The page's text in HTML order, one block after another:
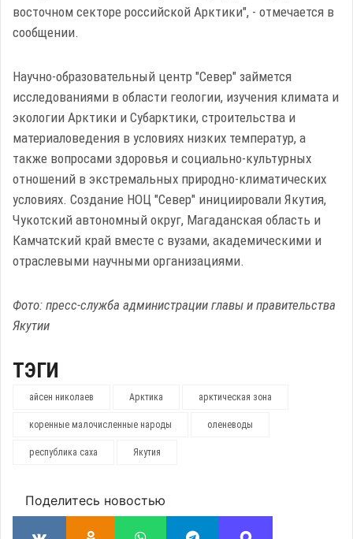
восточном секторе российской Арктики", - отмечается в
сообщении.
Научно-образовательный центр "Север" займется
исследованиями в области геологии, изучения климата и
экологии Арктики и Субарктики, строительства и
материаловедения в условиях низких температур, а
также вопросами здоровья и социально-культурных
отношений в экстремальных природно-климатических
условиях. Создание НОЦ "Север" инициировали Якутия,
Чукотский автономный округ, Магаданская область и
Камчатский край вместе с вузами, академическими и
отраслевыми научными организациями.
Фото: пресс-служба администрации главы и правительства
Якутии
ТЭГИ
айсен николаев Арктика арктическая зона
коренные малочисленные народы оленеводы
республика саха Якутия
Поделитесь новостью